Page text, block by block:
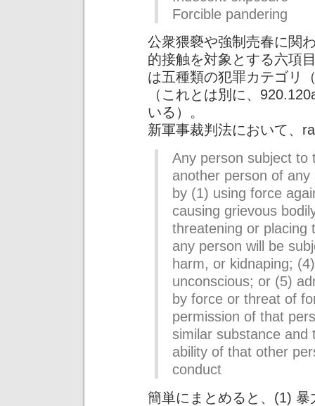
Forcible pandering
公衆猥褻や強制売春に関
的接触を対象とする六項
は五種類の犯罪カテゴリ
（これとは別に、
いる）。
新軍事裁判法において、
Any person subject to
another person of
by (1) using force
causing grievous
threatening or placing
any person will be
harm, or kidnaping;
unconscious; or (5)
by force or threat of
permission of that
similar substance and
ability of that other
conduct
簡単にまとめると、(1)